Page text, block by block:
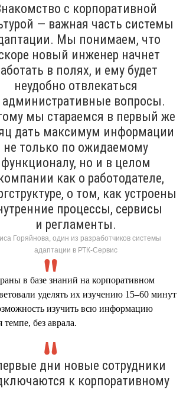
с корпоративной
— важная часть системы
Мы понимаем, что
новый инженер начнет
в полях, и ему будет
неудобно отвлекаться
административные вопросы.
мы стараемся в первый же
дать максимум информации
не только по ожидаемому
функционалу, но и в целом
как о работодателе,
о том, как устроены
процессы, сервисы
и регламенты.
Горяйнова, один из разработчиков системы
адаптации в РТК-Сервис
в базе знаний на корпоративном
уделять их изучению 15–60 минут
изучить всю информацию
без аврала.
дни новые сотрудники
к корпоративному